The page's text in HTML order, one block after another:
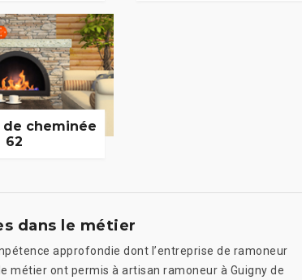
cheminée
62
dans le métier
approfondie dont l’entreprise de ramoneur
métier ont permis à artisan ramoneur à Guigny de